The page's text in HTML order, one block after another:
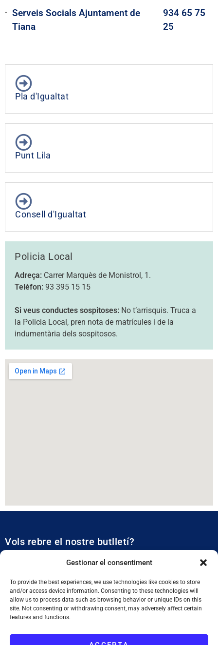
Gestionar el consentiment
To provide the best experiences, we use technologies like cookies to store
and/or access device information. Consenting to these technologies will
allow us to process data such as browsing behavior or unique IDs on this
site. Not consenting or withdrawing consent, may adversely affect certain
features and functions.
Serveis Socials Ajuntament de
Tiana
934 65 75
25
Pla d'Igualtat
Punt Lila
Consell d'Igualtat
Policia Local
Adreça: Carrer Marquès de Monistrol, 1.
Telèfon: 93 395 15 15
Si veus conductes sospitoses: No t’arrisquis. Truca a
la Policia Local, pren nota de matrícules i de la
indumentària dels sospitosos.
Vols rebre el nostre butlletí?